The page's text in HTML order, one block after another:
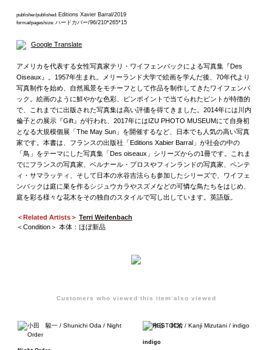
publisher/published: Editions Xavier Barral/2019
format/pages/size: ハードカバー/96/210*265*15
Google Translate
アメリカを代表する女性写真家テリ・ワイフェンバックによる写真集『Des
Oiseaux』。1957年生まれ。メリーランド大学で絵画を学んだ後、70年代より
写真制作を始め、自然風景をモチーフとして作品を制作してきたワイフェンバ
ック。絵画のように鮮やかな色彩、ピンポイントで当てられたピントが特徴的
で、これまでに出版された写真集は高い評価を得てきました。2014年には川内
倫子との展示『Gift』が行われ、2017年にはIZU PHOTO MUSEUMにて自身初
となる大規模個展「The May Sun」を開催するなど、日本でも人気の高い写真
家です。本書は、フランスの出版社「Editions Xabier Barral」が社会の中の
「鳥」をテーマにした写真集「Des oiseaux」シリーズからの1冊です。これま
でにフランスの写真家、ベルナール・プロスやフィンランドの写真家、ペンテ
ィ・サマラッティ、そして日本の水谷吉法らも参加したシリーズで、ワイフェ
ンバックは庭に巣を作るシジュウカラやスズメなどの可憐な鳥たちをはじめ、
庭を彩る様々な花木をその独自のスタイルで写し出しています。英語版。
＜Related Artists＞ Terri Weifenbach
＜Condition＞ 本体：ほぼ新品
Customers who viewed this item also viewed
indigo